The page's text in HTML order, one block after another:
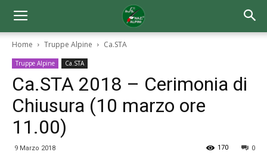
Home Truppe Alpine Ca.STA
Truppe Alpine Ca.STA
Ca.STA 2018 – Cerimonia di
Chiusura (10 marzo ore
11.00)
9 Marzo 2018 0
170